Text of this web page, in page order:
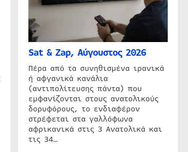
Sat & Zap, Αύγουστος 2026
Πέρα από τα συνηθισμένα ιρανικά
ή αφγανικά κανάλια
(αντιπολίτευσης πάντα) που
εμφανίζονται στους ανατολικούς
δορυφόρους, το ενδιαφέρον
στρέφεται στα γαλλόφωνα
αφρικανικά στις 3 Ανατολικά και
τις 34…